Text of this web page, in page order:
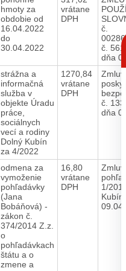
hmoty za
obdobie od
16.04.2022
do
30.04.2022
vrátane
DPH
č.
č.
dňa
strážna a
informačná
služba v
objekte Úradu
práce,
sociálnych
vecí a rodiny
Dolný Kubín
za 4/2022
1270,84
vrátane
DPH
č.
dňa
odmena za
vymoženie
pohľadávky
(Jana
Bobáňová) -
zákon č.
374/2014 Z.z.
o
pohľadávkach
štátu a o
zmene a
16,80
vrátane
DPH
1/
Kubín